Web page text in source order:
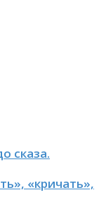
сказа.
«кричать»,